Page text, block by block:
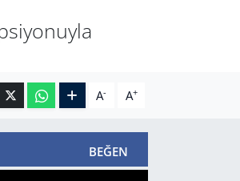
A- A+
BEĞEN